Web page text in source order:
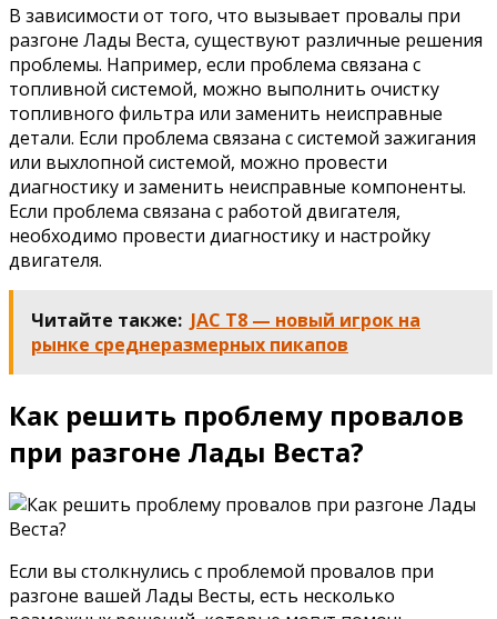
В зависимости от того, что вызывает провалы при
разгоне Лады Веста, существуют различные решения
проблемы. Например, если проблема связана с
топливной системой, можно выполнить очистку
топливного фильтра или заменить неисправные
детали. Если проблема связана с системой зажигания
или выхлопной системой, можно провести
диагностику и заменить неисправные компоненты.
Если проблема связана с работой двигателя,
необходимо провести диагностику и настройку
двигателя.
Читайте также: JAC T8 — новый игрок на
рынке среднеразмерных пикапов
Как решить проблему провалов
при разгоне Лады Веста?
Если вы столкнулись с проблемой провалов при
разгоне вашей Лады Весты, есть несколько